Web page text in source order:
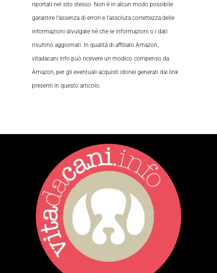
riportati nel sito stesso. Non è in alcun modo possibile
garantire l’assenza di errori e l’assoluta correttezza delle
informazioni divulgate né che le informazioni o i dati
risultino aggiornati. In qualità di affiliato Amazon,
vitadacani.info può ricevere un modico compenso da
Amazon, per gli eventuali acquisti idonei generati dai link
presenti in questo articolo.